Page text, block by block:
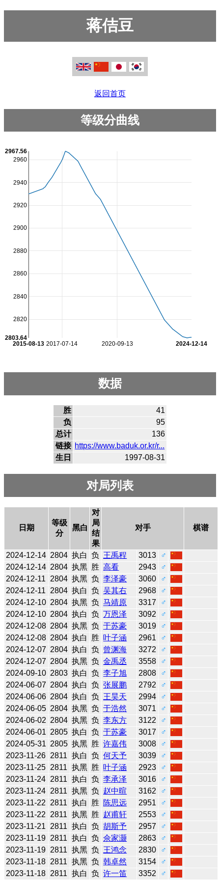
蒋佶豆
返回首页
等级分曲线
2017-07-14 2020-09-13
2015-08-13 2024-12-14
2820
2840
2860
2880
2900
2920
2940
2960
2803.64
2967.56
数据
胜
41
负
95
总计
136
链接 https://www.baduk.or.kr/r...
生日
1997-08-31
对局列表
日期
等级
分
黑白
对
局
结
果
对手 棋谱
2024-12-14 2804 执白 负 王禹程 3013
♂
2024-12-14 2804 执黑 胜 高看 2943
♂
2024-12-11
2804 执黑 负 李泽豪 3060
♂
2024-12-11
2804 执白 负 吴其右 2968
♂
2024-12-10 2804 执黑 负 马靖原 3317
♂
2024-12-10 2804 执白 负 万恩泽 3092
♂
2024-12-08 2804 执黑 负 于苏豪 3019
♂
2024-12-08 2804 执白 胜 叶子涵 2961
♂
2024-12-07 2804 执白 负 曾渊海 3272
♂
2024-12-07 2804 执黑 负 金禹丞 3558
♂
2024-09-10 2803 执白 负 李子旭 2808
♂
2024-06-07 2804 执白 负 张展鹏 2792
♂
2024-06-06 2804 执白 负 王昊天 2994
♂
2024-06-05 2804 执黑 负 于浩然 3071
♂
2024-06-02 2804 执黑 负 李东方 3122
♂
2024-06-01 2805 执白 负 于苏豪 3017
♂
2024-05-31 2805 执黑 胜 许嘉伟 3008
♂
2023-11-26 2811 执白 负 何天予 3039
♂
2023-11-25 2811 执黑 胜 叶子涵 2923
♂
2023-11-24 2811 执白 负 李承泽 3016
♂
2023-11-24 2811 执黑 负 赵中暄 3162
♂
2023-11-22
2811 执白 胜 陈思远 2951
♂
2023-11-22
2811 执黑 胜 赵甫轩 2553
♂
2023-11-21
2811 执白 负 胡斯予 2957
♂
2023-11-19 2811 执白 负 佘家灏 2863
♂
2023-11-19 2811 执黑 负 王鸿念 2830
♂
2023-11-18 2811 执黑 负 韩卓然 3154
♂
2023-11-18 2811 执白 负 许一笛 3352 ♂